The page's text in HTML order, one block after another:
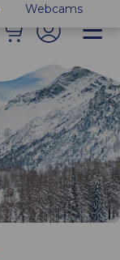
Webcams